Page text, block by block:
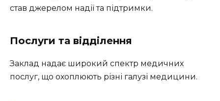
став джерелом надії та підтримки.
Послуги та відділення
Заклад надає широкий спектр медичних
послуг, що охоплюють різні галузі медицини.